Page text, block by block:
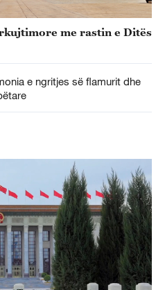
me rastin e Ditës
e ngritjes së flamurit dhe